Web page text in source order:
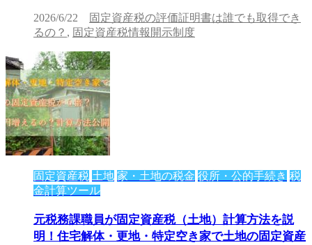
2026/6/22
固定資産税の評価証明書は誰でも取得でき
るの？ , 固定資産税情報開示制度
固定資産税 土地 家・土地の税金 役所・公的手続き 税
金計算ツール
元税務課職員が固定資産税（土地）計算方法を説
明！住宅解体・更地・特定空き家で土地の固定資産